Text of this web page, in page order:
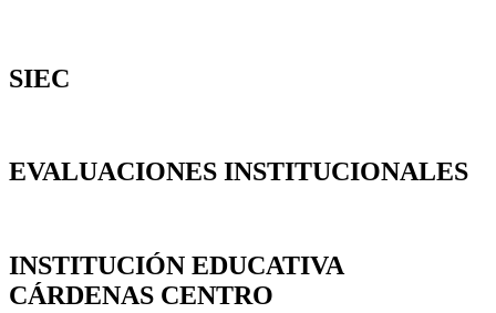
SIEC
EVALUACIONES INSTITUCIONALES
INSTITUCIÓN EDUCATIVA
CÁRDENAS CENTRO